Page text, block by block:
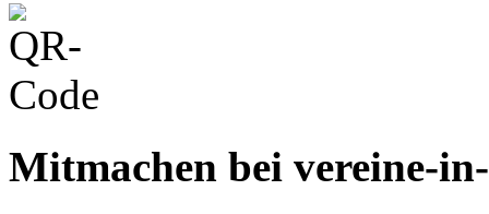
Mitmachen bei vereine-